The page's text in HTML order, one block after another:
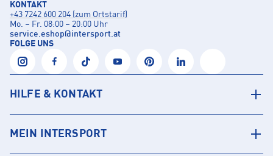
KONTAKT
+43 7242 600 204 (zum Ortstarif)
Mo. – Fr. 08:00 – 20:00 Uhr
service.eshop@intersport.at
FOLGE UNS
HILFE & KONTAKT
MEIN INTERSPORT